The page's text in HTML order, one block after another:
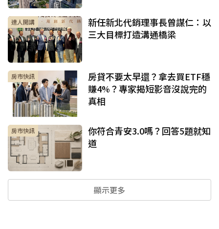
達人開講
新任新北代銷理事長曾謀仁：以
三大目標打造溝通橋梁
房市快訊
房貸不要太早還？拿去買ETF穩
賺4%？專家揭短影音沒說完的
真相
房市快訊
你符合青安3.0嗎？回答5題就知
道
顯示更多